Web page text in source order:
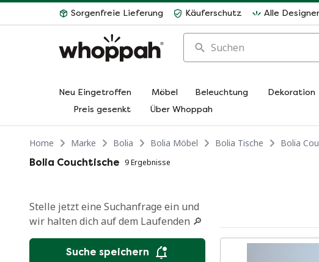
Sorgenfreie Lieferung Käuferschutz Alle
Suchen
Neu Eingetroffen Möbel Beleuchtung Dekoration
Preis gesenkt
Über Whoppah
Home Marke Bolia Bolia Möbel Bolia Tische
Bolia
Bolia Couchtische 9 Ergebnisse
Stelle jetzt eine Suchanfrage ein und
wir halten dich auf dem Laufenden 🔎
Suche speichern